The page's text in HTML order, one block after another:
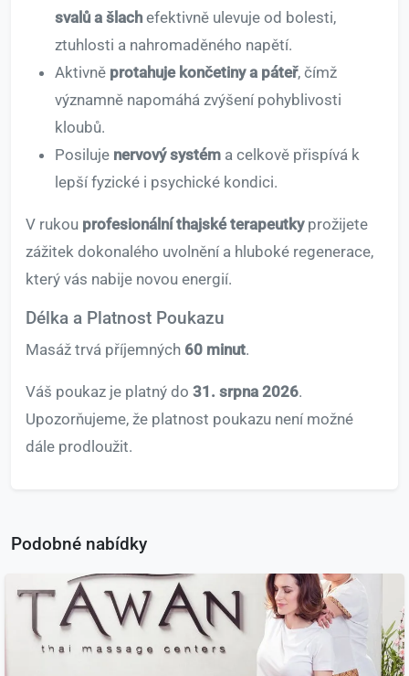
svalů a šlach efektivně ulevuje od bolesti,
ztuhlosti a nahromaděného napětí.
Aktivně protahuje končetiny a páteř, čímž
významně napomáhá zvýšení pohyblivosti
kloubů.
Posiluje nervový systém a celkově přispívá k
lepší fyzické i psychické kondici.
V rukou profesionální thajské terapeutkyprožijete
zážitek dokonalého uvolnění a hluboké regenerace,
který vás nabije novou energií.
Délka a Platnost Poukazu
Masáž trvá příjemných 60 minut.
Váš poukaz je platný do 31. srpna 2026.
Upozorňujeme, že platnost poukazu není možné
dále prodloužit.
Podobné nabídky